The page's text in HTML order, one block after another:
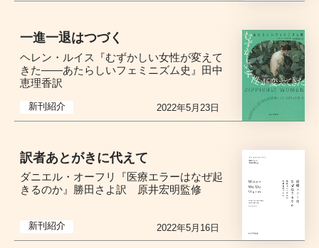
新刊紹介
一進一退はつづく
ヘレン・ルイス『むずかしい女性が変えて
きた――あたらしいフェミニズム史』田中
恵理香訳
2022年5月23日
新刊紹介
訳者あとがきに代えて
ダニエル・オーフリ『医療エラーはなぜ起
きるのか』勝田さよ訳 原井宏明監修
2022年5月16日